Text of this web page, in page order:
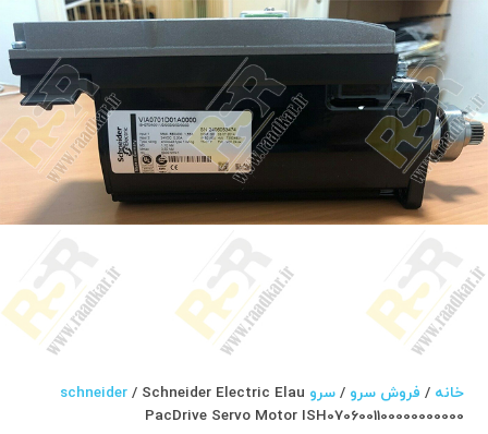
خانه / فروش سرو /سرو schneider / Schneider Electric Elau
PacDrive Servo Motor ISH0706001100000000000